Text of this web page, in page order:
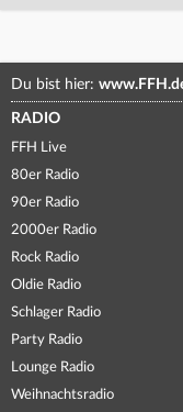
Du bist hier:
RADIO
FFH Live
80er Radio
90er Radio
2000er Radio
Rock Radio
Oldie Radio
Schlager Radio
Party Radio
Lounge Radio
Weihnachtsradio